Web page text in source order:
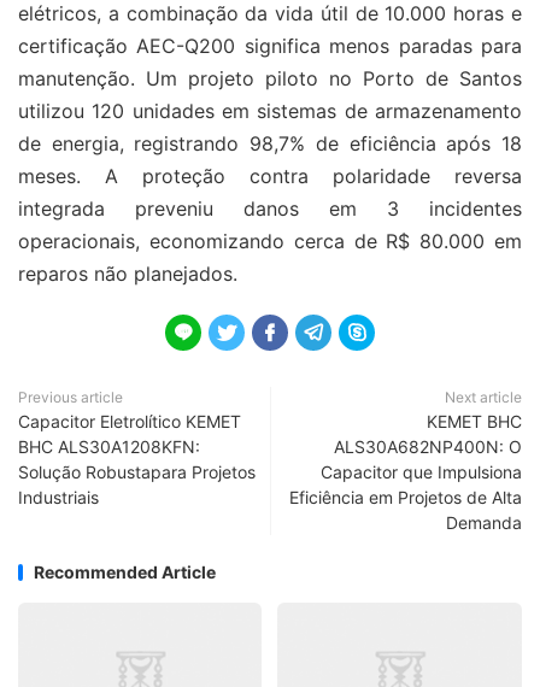
elétricos, a combinação da vida útil de 10.000 horas e
certificação AEC-Q200 significa menos paradas para
manutenção. Um projeto piloto no Porto de Santos
utilizou 120 unidades em sistemas de armazenamento
de energia, registrando 98,7% de eficiência após 18
meses. A proteção contra polaridade reversa
integrada preveniu danos em 3 incidentes
operacionais, economizando cerca de R$ 80.000 em
reparos não planejados.
    
Previous article
Capacitor Eletrolítico KEMET
BHC ALS30A1208KFN:
Solução Robustapara Projetos
Industriais
Next article
KEMET BHC
ALS30A682NP400N: O
Capacitor que Impulsiona
Eficiência em Projetos de Alta
Demanda
Recommended Article